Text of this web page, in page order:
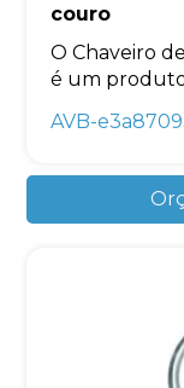
couro
O Chaveiro
é um
AVB-